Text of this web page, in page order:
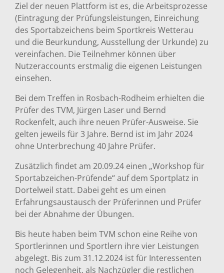
Ziel der neuen Plattform ist es, die Arbeitsprozesse
(Eintragung der Prüfungsleistungen, Einreichung
des Sportabzeichens beim Sportkreis Wetterau
und die Beurkundung, Ausstellung der Urkunde) zu
vereinfachen. Die Teilnehmer können über
Nutzeraccounts erstmalig die eigenen Leistungen
einsehen.
Bei dem Treffen in Rosbach-Rodheim erhielten die
Prüfer des TVM, Jürgen Laser und Bernd
Rockenfelt, auch ihre neuen Prüfer-Ausweise. Sie
gelten jeweils für 3 Jahre. Bernd ist im Jahr 2024
ohne Unterbrechung 40 Jahre Prüfer.
Zusätzlich findet am 20.09.24 einen „Workshop für
Sportabzeichen-Prüfende“ auf dem Sportplatz in
Dortelweil statt. Dabei geht es um einen
Erfahrungsaustausch der Prüferinnen und Prüfer
bei der Abnahme der Übungen.
Bis heute haben beim TVM schon eine Reihe von
Sportlerinnen und Sportlern ihre vier Leistungen
abgelegt. Bis zum 31.12.2024 ist für Interessenten
noch Gelegenheit, als Nachzügler die restlichen